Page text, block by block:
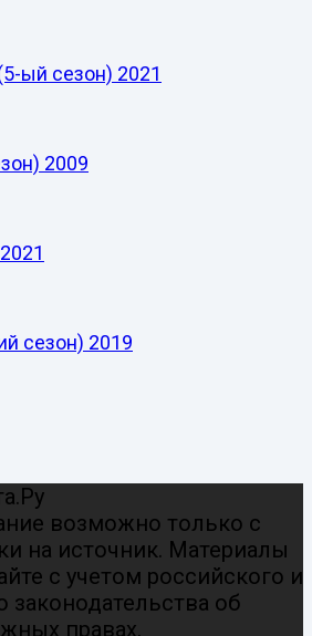
ый сезон) 2021
2009
сезон) 2019
возможно только с
на источник. Материалы
с учетом российского и
об
правах.